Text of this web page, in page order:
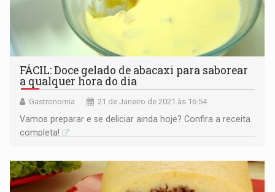
FÁCIL: Doce gelado de abacaxi para saborear
a qualquer hora do dia
Gastronomia 21 de Janeiro de 2021 às 16:54
Vamos preparar e se deliciar ainda hoje? Confira a receita
completa!